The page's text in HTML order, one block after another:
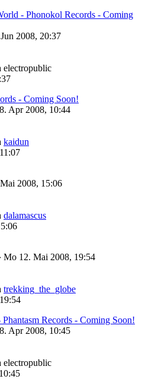
- Phonokol Records - Coming
2008, 20:37
electropublic
- Coming Soon!
Apr 2008, 10:44
kaidun
2008, 15:06
dalamascus
Mo 12. Mai 2008, 19:54
trekking_the_globe
Records - Coming Soon!
Apr 2008, 10:45
electropublic